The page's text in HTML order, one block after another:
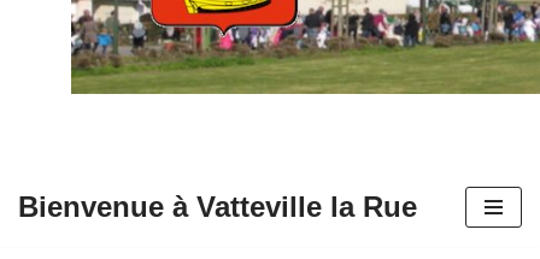
Bienvenue à Vatteville la Rue